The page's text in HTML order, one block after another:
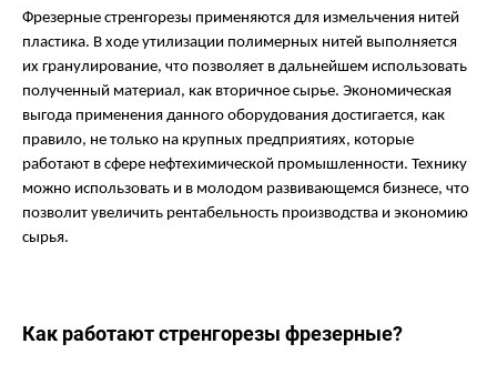
Фрезерные стренгорезы применяются для измельчения нитей
пластика. В ходе утилизации полимерных нитей выполняется
их гранулирование, что позволяет в дальнейшем использовать
полученный материал, как вторичное сырье. Экономическая
выгода применения данного оборудования достигается, как
правило, не только на крупных предприятиях, которые
работают в сфере нефтехимической промышленности. Технику
можно использовать и в молодом развивающемся бизнесе, что
позволит увеличить рентабельность производства и экономию
сырья.
Как работают стренгорезы фрезерные?